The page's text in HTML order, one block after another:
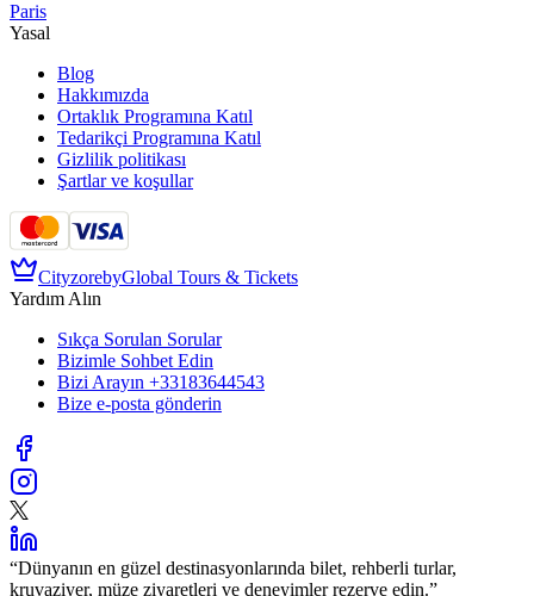
Paris
Yasal
Blog
Hakkımızda
Ortaklık Programına Katıl
Tedarikçi Programına Katıl
Gizlilik politikası
Şartlar ve koşullar
CityzorebyGlobal Tours & Tickets
Yardım Alın
Sıkça Sorulan Sorular
Bizimle Sohbet Edin
Bizi Arayın +33183644543
Bize e-posta gönderin
“Dünyanın en güzel destinasyonlarında bilet, rehberli turlar,
kruvaziyer, müze ziyaretleri ve deneyimler rezerve edin.”